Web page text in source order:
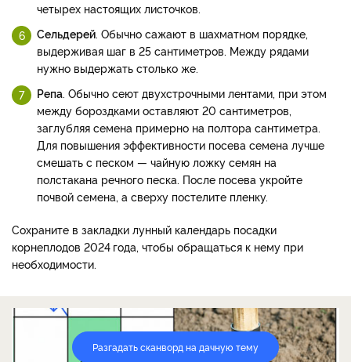
четырех настоящих листочков.
Сельдерей. Обычно сажают в шахматном порядке,
выдерживая шаг в 25 сантиметров. Между рядами
нужно выдержать столько же.
Репа. Обычно сеют двухстрочными лентами, при этом
между бороздками оставляют 20 сантиметров,
заглубляя семена примерно на полтора сантиметра.
Для повышения эффективности посева семена лучше
смешать с песком — чайную ложку семян на
полстакана речного песка. После посева укройте
почвой семена, а сверху постелите пленку.
Сохраните в закладки лунный календарь посадки
корнеплодов 2024 года, чтобы обращаться к нему при
необходимости.
Разгадать сканворд на дачную тему